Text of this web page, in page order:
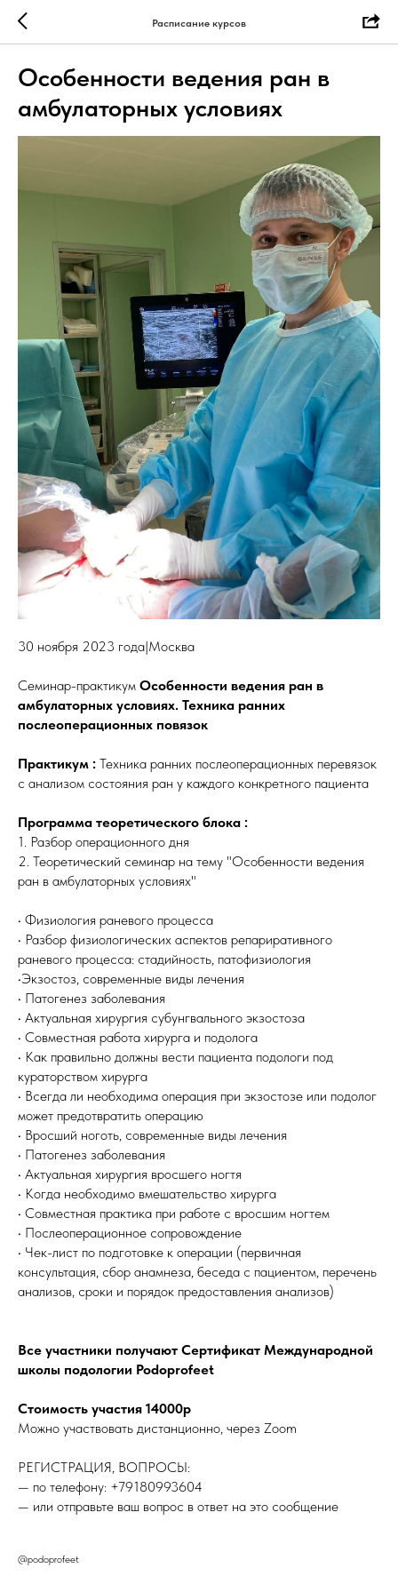
Расписание курсов
Особенности ведения ран в
амбулаторных условиях
30 ноября 2023 года|Москва
Семинар-практикум Особенности ведения ран в
амбулаторных условиях. Техника ранних
послеоперационных повязок
Практикум : Техника ранних послеоперационных перевязок
с анализом состояния ран у каждого конкретного пациента
Программа теоретического блока :
1. Разбор операционного дня
2. Теоретический семинар на тему "Особенности ведения
ран в амбулаторных условиях"
• Физиология раневого процесса
• Разбор физиологических аспектов репариративного
раневого процесса: стадийность, патофизиология
•Экзостоз, современные виды лечения
• Патогенез заболевания
• Актуальная хирургия субунгвального экзостоза
• Совместная работа хирурга и подолога
• Как правильно должны вести пациента подологи под
кураторством хирурга
• Всегда ли необходима операция при экзостозе или подолог
может предотвратить операцию
• Вросший ноготь, современные виды лечения
• Патогенез заболевания
• Актуальная хирургия вросшего ногтя
• Когда необходимо вмешательство хирурга
• Совместная практика при работе с вросшим ногтем
• Послеоперационное сопровождение
• Чек-лист по подготовке к операции (первичная
консультация, сбор анамнеза, беседа с пациентом, перечень
анализов, сроки и порядок предоставления анализов)
Все участники получают Сертификат Международной
школы подологии Podoprofeet
Стоимость участия 14000р
Можно участвовать дистанционно, через Zoom
РЕГИСТРАЦИЯ, ВОПРОСЫ:
— по телефону: +79180993604
— или отправьте ваш вопрос в ответ на это сообщение
@podoprofeet